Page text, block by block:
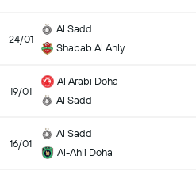
24/01
Al Sadd
Shabab Al Ahly
19/01
Al Arabi Doha
Al Sadd
16/01
Al Sadd
Al-Ahli Doha